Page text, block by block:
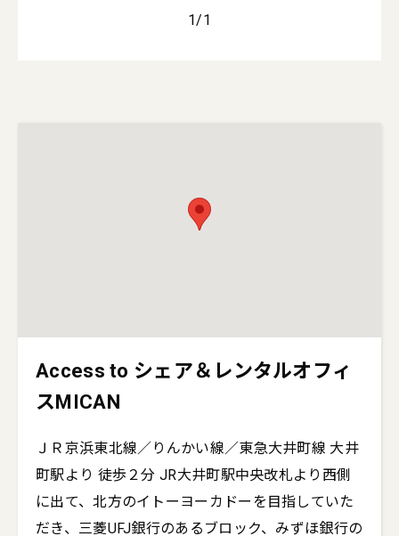
1/1
Access to シェア＆レンタルオフィ
スMICAN
ＪＲ京浜東北線／りんかい線／東急大井町線 大井
町駅より 徒歩２分 JR大井町駅中央改札より西側
に出て、北方のイトーヨーカドーを目指していた
だき、三菱UFJ銀行のあるブロック、みずほ銀行の